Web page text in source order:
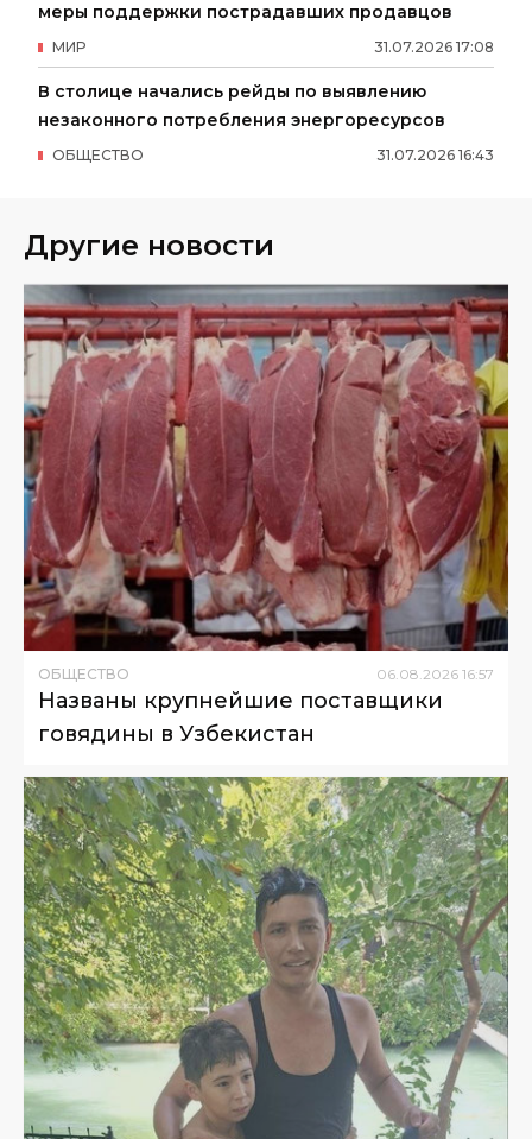
меры поддержки пострадавших продавцов
31.07.2026 17:08
МИР
В столице начались рейды по выявлению
незаконного потребления энергоресурсов
31.07.2026 16:43
ОБЩЕСТВО
Другие новости
ОБЩЕСТВО 06.08.2026 16:57
Названы крупнейшие поставщики
говядины в Узбекистан